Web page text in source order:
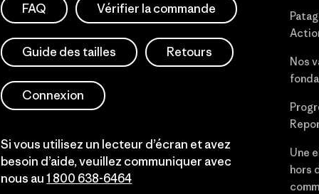
FAQ Vérifier la commande
Guide des tailles Retours
Connexion
Si vous utilisez un lecteur d’écran et avez
besoin d’aide, veuillez communiquer avec
nous au1 800 638-6464
Nos
Une
hors